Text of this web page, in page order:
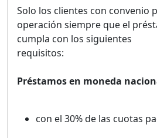
Solo los clientes con convenio
operación siempre que el
cumpla con los siguientes
requisitos:
Préstamos en moneda
con el 30% de las cuotas